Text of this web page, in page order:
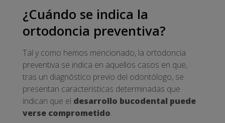
¿Cuándo se indica la
ortodoncia preventiva?
Tal y como hemos mencionado, la ortodoncia
preventiva se indica en aquellos casos en que,
tras un diagnóstico previo del odontólogo, se
presentan características determinadas que
indican que el desarrollo bucodental puede
verse comprometido.